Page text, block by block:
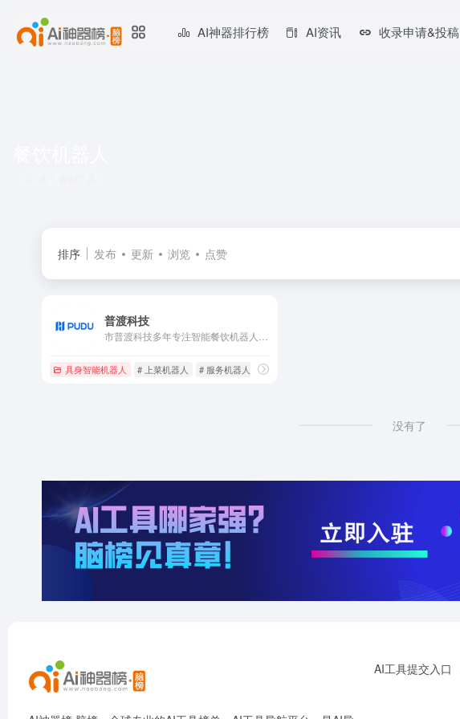
AI神器排行榜 AI资讯 收录申请&投稿
排序 发布 更新 浏览 点赞
普渡科技
具身智能机器人 # 上菜机器人 # 服务机器人 # 机器人送餐
没有了
AI工具提交入口